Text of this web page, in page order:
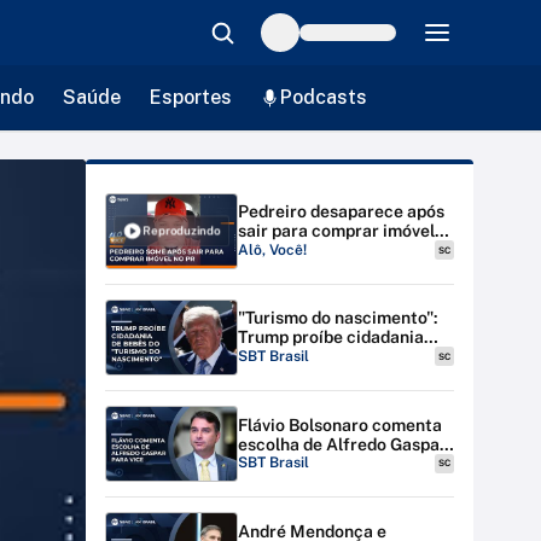
Saúde Esportes Podcasts
Reproduzindo
Pedreiro desaparece após
sair para comprar imóvel
no PR; polícia suspeita de
Alô, Você! SC
"Turismo do nascimento":
Trump proíbe cidadania
para bebês de estrangeiras
SBT Brasil SC
Flávio Bolsonaro comenta
escolha de Alfredo Gaspar
para vice-presidente
SBT Brasil SC
André Mendonça e